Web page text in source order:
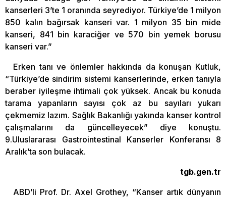
kanserleri 3’te 1 oranında seyrediyor. Türkiye’de 1 milyon
850 kalın bağırsak kanseri var. 1 milyon 35 bin mide
kanseri, 841 bin karaciğer ve 570 bin yemek borusu
kanseri var.”
Erken tanı ve önlemler hakkında da konuşan Kutluk,
“Türkiye’de sindirim sistemi kanserlerinde, erken tanıyla
beraber iyileşme ihtimali çok yüksek. Ancak bu konuda
tarama yapanların sayısı çok az bu sayıları yukarı
çekmemiz lazım. Sağlık Bakanlığı yakında kanser kontrol
çalışmalarını da güncelleyecek” diye konuştu.
9.Uluslararası Gastrointestinal Kanserler Konferansı 8
Aralık’ta son bulacak.
tgb.gen.tr
ABD’li Prof. Dr. Axel Grothey, “Kanser artık dünyanın